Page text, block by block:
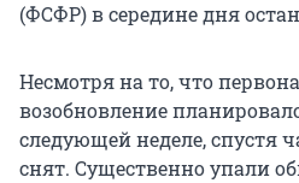
(ФСФР) в середине дня
Несмотря на то, что
возобновление
следующей неделе, спустя
снят. Существенно упали